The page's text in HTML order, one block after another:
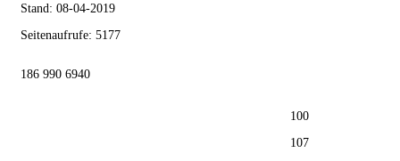
Stand: 08-04-2019
Seitenaufrufe: 5177
186 990 6940
100
107